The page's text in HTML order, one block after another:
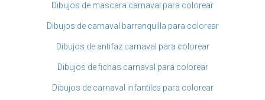
Dibujos de mascara carnaval para colorear
Dibujos de carnaval barranquilla para colorear
Dibujos de antifaz carnaval para colorear
Dibujos de fichas carnaval para colorear
Dibujos de carnaval infantiles para colorear